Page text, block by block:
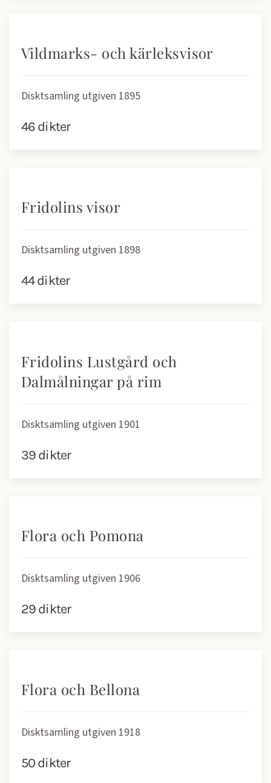
Vildmarks- och kärleksvisor
Disktsamling utgiven 1895
46 dikter
Fridolins visor
Disktsamling utgiven 1898
44 dikter
Fridolins Lustgård och
Dalmålningar på rim
Disktsamling utgiven 1901
39 dikter
Flora och Pomona
Disktsamling utgiven 1906
29 dikter
Flora och Bellona
Disktsamling utgiven 1918
50 dikter